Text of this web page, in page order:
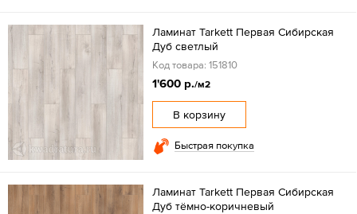
Ламинат Tarkett Первая Сибирская
Дуб светлый
Код товара: 151810
1'600 р./м2
В корзину
Быстрая покупка
Ламинат Tarkett Первая Сибирская
Дуб тёмно-коричневый